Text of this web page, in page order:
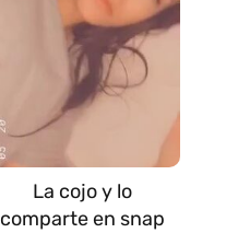
La cojo y lo
comparte en snap